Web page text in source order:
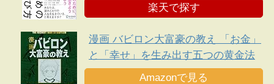
楽天で探す
漫画 バビロン大富豪の教え 「お金」
と「幸せ」を生み出す五つの黄金法
則
Amazonで見る